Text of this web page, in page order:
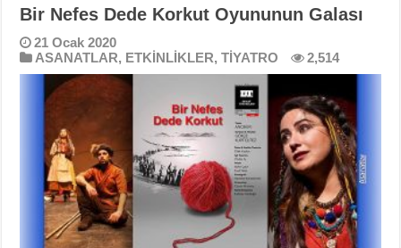
Bir Nefes Dede Korkut Oyununun Galası
21 Ocak 2020
ASANATLAR, ETKİNLİKLER,TİYATRO 2,514